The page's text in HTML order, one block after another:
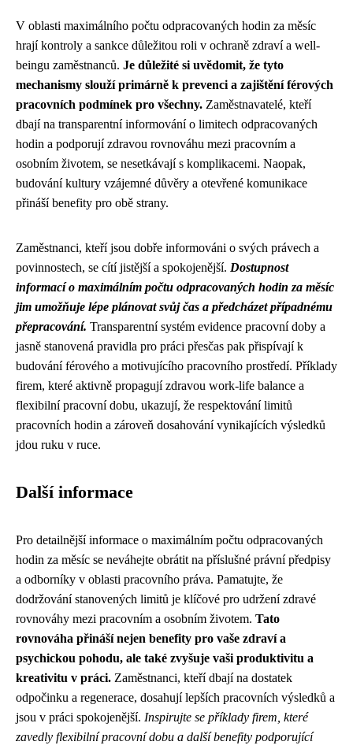
V oblasti maximálního počtu odpracovaných hodin za měsíc
hrají kontroly a sankce důležitou roli v ochraně zdraví a well-
beingu zaměstnanců. Je důležité si uvědomit, že tyto
mechanismy slouží primárně k prevenci a zajištění férových
pracovních podmínek pro všechny. Zaměstnavatelé, kteří
dbají na transparentní informování o limitech odpracovaných
hodin a podporují zdravou rovnováhu mezi pracovním a
osobním životem, se nesetkávají s komplikacemi. Naopak,
budování kultury vzájemné důvěry a otevřené komunikace
přináší benefity pro obě strany.
Zaměstnanci, kteří jsou dobře informováni o svých právech a
povinnostech, se cítí jistější a spokojenější. Dostupnost
informací o maximálním počtu odpracovaných hodin za měsíc
jim umožňuje lépe plánovat svůj čas a předcházet případnému
přepracování. Transparentní systém evidence pracovní doby a
jasně stanovená pravidla pro práci přesčas pak přispívají k
budování férového a motivujícího pracovního prostředí. Příklady
firem, které aktivně propagují zdravou work-life balance a
flexibilní pracovní dobu, ukazují, že respektování limitů
pracovních hodin a zároveň dosahování vynikajících výsledků
jdou ruku v ruce.
Další informace
Pro detailnější informace o maximálním počtu odpracovaných
hodin za měsíc se neváhejte obrátit na příslušné právní předpisy
a odborníky v oblasti pracovního práva. Pamatujte, že
dodržování stanovených limitů je klíčové pro udržení zdravé
rovnováhy mezi pracovním a osobním životem. Tato
rovnováha přináší nejen benefity pro vaše zdraví a
psychickou pohodu, ale také zvyšuje vaši produktivitu a
kreativitu v práci. Zaměstnanci, kteří dbají na dostatek
odpočinku a regenerace, dosahují lepších pracovních výsledků a
jsou v práci spokojenější. Inspirujte se příklady firem, které
zavedly flexibilní pracovní dobu a další benefity podporující